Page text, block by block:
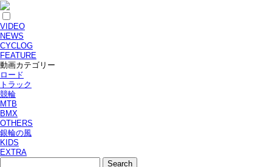
VIDEO
NEWS
CYCLOG
FEATURE
動画カテゴリー
ロード
トラック
競輪
MTB
BMX
OTHERS
銀輪の風
KIDS
EXTRA